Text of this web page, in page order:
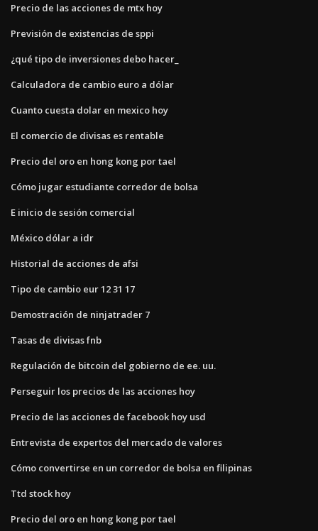
Precio de las acciones de mtx hoy
Previsión de existencias de sppi
¿qué tipo de inversiones debo hacer_
Calculadora de cambio euro a dólar
Cuanto cuesta dolar en mexico hoy
El comercio de divisas es rentable
Precio del oro en hong kong por tael
Cómo jugar estudiante corredor de bolsa
E inicio de sesión comercial
México dólar a idr
Historial de acciones de afsi
Tipo de cambio eur 12 31 17
Demostración de ninjatrader 7
Tasas de divisas fnb
Regulación de bitcoin del gobierno de ee. uu.
Perseguir los precios de las acciones hoy
Precio de las acciones de facebook hoy usd
Entrevista de expertos del mercado de valores
Cómo convertirse en un corredor de bolsa en filipinas
Ttd stock hoy
Precio del oro en hong kong por tael